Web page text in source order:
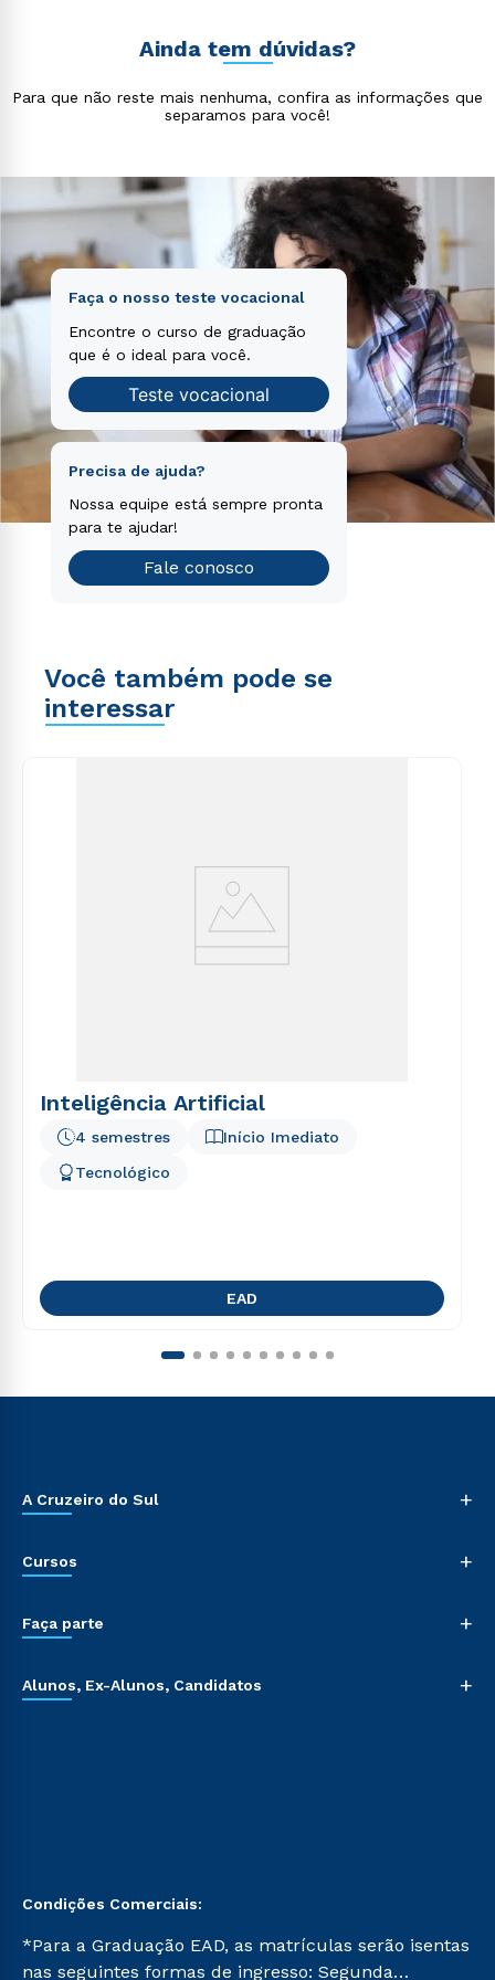
consequuntur magni dolores eos qui ratione
voluptatem sequi nesciunt.
totam rem aperiam, eaque ipsa quae ab illo inventore
veritatis et quasi architecto beatae vitae dicta sunt
voluptas sit aspernatur aut odit aut fugit, sed quia
consequuntur magni dolores eos qui ratione
Ainda tem dúvidas?
Para que não reste mais nenhuma, confira as informações que
separamos para você!
Faça o nosso teste vocacional
Encontre o curso de graduação
que é o ideal para você.
Teste vocacional
Precisa de ajuda?
Nossa equipe está sempre pronta
para te ajudar!
Fale conosco
Você também pode se
interessar
Inteligência Artificial
Início Imediato
4 semestres
Tecnológico
EAD
A Cruzeiro do Sul +
Cursos +
Faça parte +
Alunos, Ex-Alunos, Candidatos +
Condições Comerciais:
*Para a Graduação EAD, as matrículas serão isentas
nas seguintes formas de ingresso: Segunda